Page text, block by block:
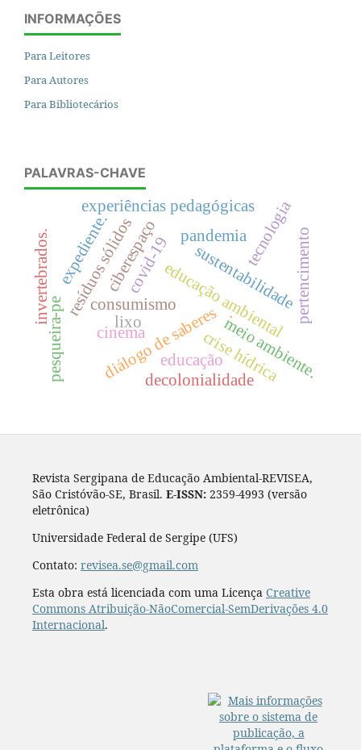
INFORMAÇÕES
Para Leitores
Para Autores
Para Bibliotecários
PALAVRAS-CHAVE
cinema
consumismoeducação ambiental
resíduos sólidos sustentabilidade
.
tecnologia
diálogo de saberescrise hídrica
pesqueira-pe
covid-19
educação
pandemia
invertebrados.
meio ambiente.
ciberespaço pertencimento
experiências pedagógicas
decolonialidade
lixo
expediente.
Revista Sergipana de Educação Ambiental-REVISEA,
São Cristóvão-SE, Brasil. E-ISSN:2359-4993 (versão
eletrônica)
Universidade Federal de Sergipe (UFS)
Contato: revisea.se@gmail.com
Esta obra está licenciada com uma Licença Creative
Commons Atribuição-NãoComercial-SemDerivações 4.0
Internacional.